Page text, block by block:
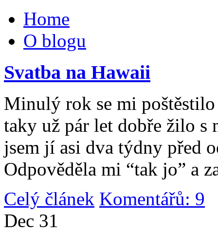
Home
O blogu
Svatba na Hawaii
Minulý rok se mi
taky už pár let dobře žilo
jsem jí asi dva týdny před
Odpověděla mi “tak jo” a
Celý článek Komentářů: 9
Dec 31